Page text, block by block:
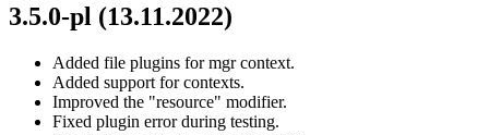
3.5.0-pl (13.11.2022)
Added file plugins for mgr context.
Added support for contexts.
Improved the "resource" modifier.
Fixed plugin error during testing.